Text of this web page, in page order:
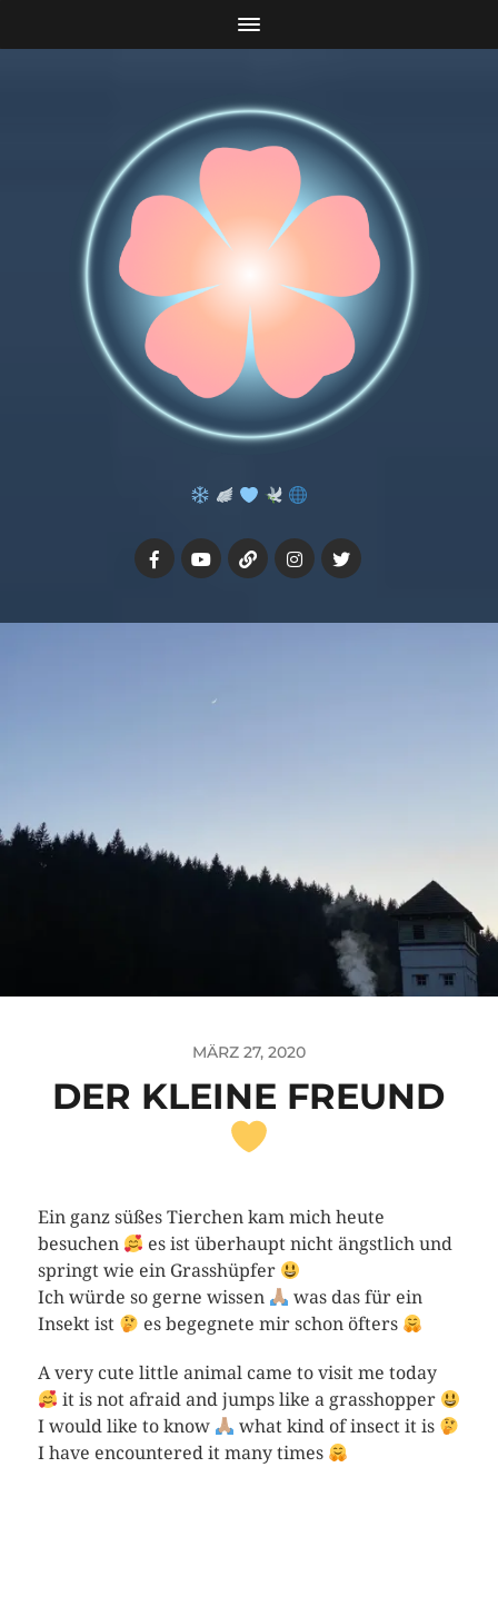
MÄRZ 27, 2020
DER KLEINE FREUND
Ein ganz süßes Tierchen kam mich heute
besuchen
es ist überhaupt nicht ängstlich und
springt wie ein Grasshüpfer
Ich würde so gerne wissen
was das für ein
Insekt ist
es begegnete mir schon öfters
A very cute little animal came to visit me today
it is not afraid and jumps like a grasshopper
I would like to know
what kind of insect it is
I have encountered it many times